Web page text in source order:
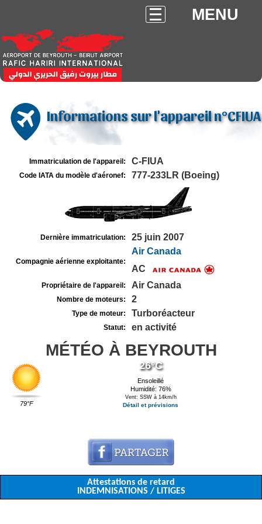
MENU
Informations sur l'appareil n°CFIUA
Immatriculation de l'appareil: C-FIUA
Code IATA du modèle d'aéronef: 777-233LR (Boeing)
Dernière immatriculation: 25 juin 2007
Compagnie aérienne exploitante:
Air Canada
AC
Propriétaire de l'appareil: Air Canada
Nombre de moteurs: 2
Type de moteur: Turboréacteur
Statut: en activité
MÉTÉO À BEYROUTH
79°F
26°C
Ensoleillé
Humidité: 76%
Vent: SSW à 14km/h
Détail et prévisions
Attestations de retard
INDEMNISATIONS / LITIGES